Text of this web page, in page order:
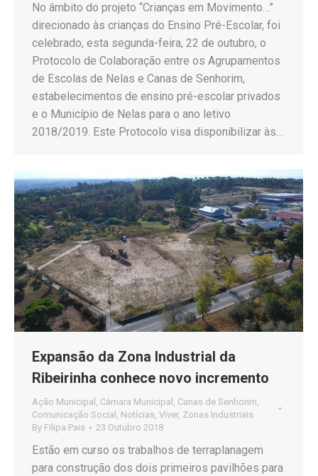
No âmbito do projeto “Crianças em Movimento…”
direcionado às crianças do Ensino Pré-Escolar, foi
celebrado, esta segunda-feira, 22 de outubro, o
Protocolo de Colaboração entre os Agrupamentos
de Escolas de Nelas e Canas de Senhorim,
estabelecimentos de ensino pré-escolar privados
e o Município de Nelas para o ano letivo
2018/2019. Este Protocolo visa disponibilizar às…
Expansão da Zona Industrial da
Ribeirinha conhece novo incremento
Ação Municipal , Câmara Municipal , Canas de Senhorim,
Comunicação Social , Notícias, Viver, Zonas Industriais
By Filipa Pais 23 Outubro 2018
Estão em curso os trabalhos de terraplanagem
para construção dos dois primeiros pavilhões para